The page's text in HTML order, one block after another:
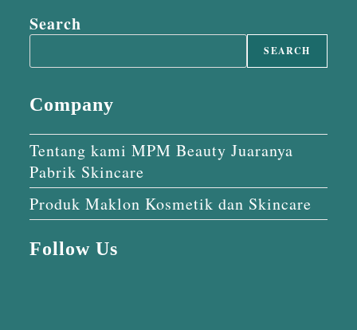
Search
SEARCH
Company
Tentang kami MPM Beauty Juaranya
Pabrik Skincare
Produk Maklon Kosmetik dan Skincare
Follow Us